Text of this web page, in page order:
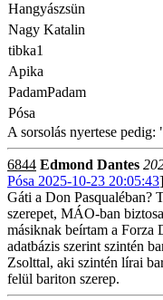
Hangyászsün
Nagy Katalin
tibka1
Apika
PadamPadam
Pósa
A sorsolás nyertese
6844 Edmond Dantes
Pósa 2025-10-23 20:05:43]
Gáti a Don Pasqualéban?
szerepet, MÁO-ban
másiknak beírtam a Forza
adatbázis szerint szintén
Zsolttal, aki szintén lírai
felül bariton szerep.